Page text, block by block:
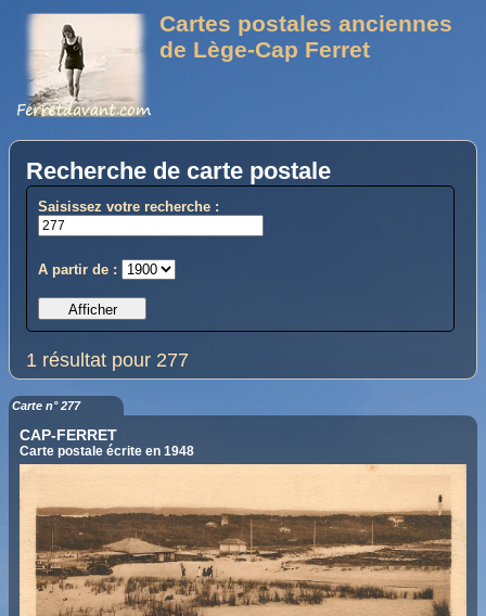
Cartes postales anciennes
de Lège-Cap Ferret
Recherche de carte postale
Saisissez votre recherche :
A partir de :
1 résultat pour 277
Carte n° 277
CAP-FERRET
Carte postale écrite en 1948